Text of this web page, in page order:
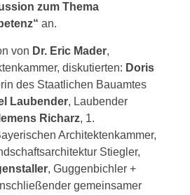
zum Thema
an.
von Dr. Eric Mader,
diskutierten: Doris
des Staatlichen Bauamtes
Laubender, Laubender
Richarz, 1.
Architektenkammer,
Stiegler,
, Guggenbichler +
gemeinsamer